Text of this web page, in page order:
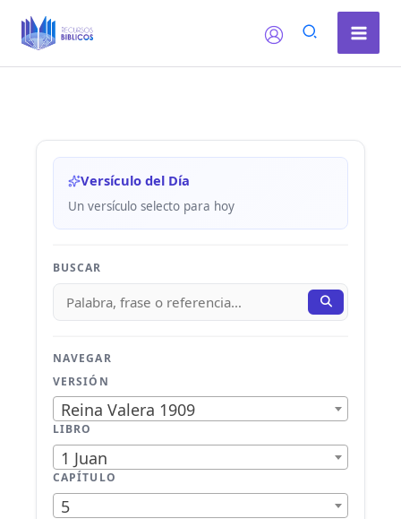
Versículo del Día
Un versículo selecto para hoy
BUSCAR
NAVEGAR
VERSIÓN
Reina Valera 1909
LIBRO
1 Juan
CAPÍTULO
5